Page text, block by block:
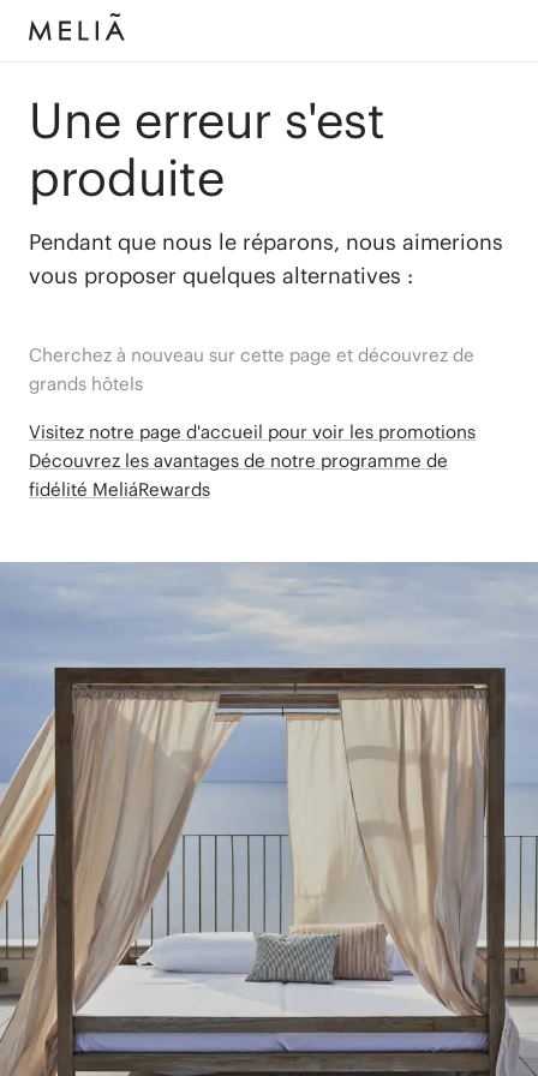
Une erreur s'est
produite
Pendant que nous le réparons, nous aimerions
vous proposer quelques alternatives :
Cherchez à nouveau sur cette page et découvrez de
grands hôtels
Visitez notre page d'accueil pour voir les promotions
Découvrez les avantages de notre programme de
fidélité MeliáRewards